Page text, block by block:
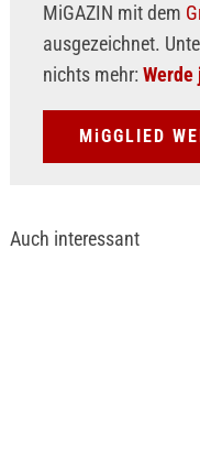
MiGAZIN mit dem
ausgezeichnet.
nichts mehr:
MiGGLIED
Auch interessant